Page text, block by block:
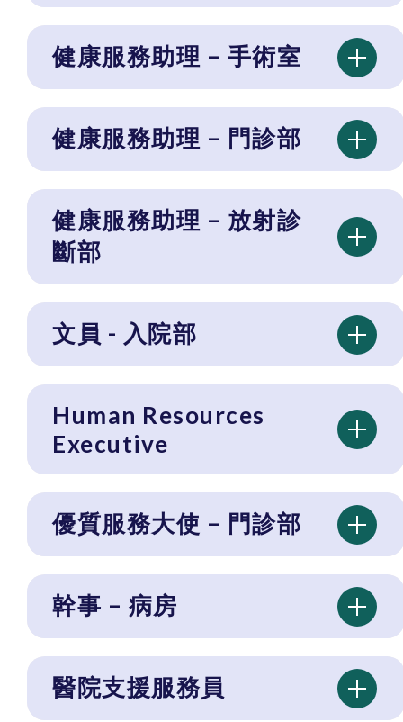
健康服務助理 – 手術室
健康服務助理 – 門診部
健康服務助理 – 放射診
斷部
文員 - 入院部
Human Resources
Executive
優質服務大使 – 門診部
幹事 – 病房
醫院支援服務員